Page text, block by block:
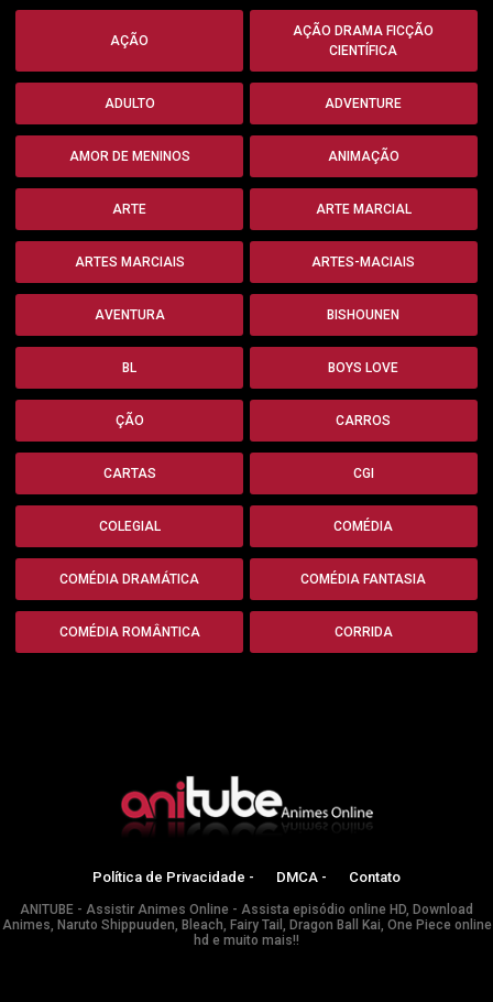
AÇÃO
AÇÃO DRAMA FICÇÃO
CIENTÍFICA
ADULTO ADVENTURE
AMOR DE MENINOS ANIMAÇÃO
ARTE ARTE MARCIAL
ARTES MARCIAIS ARTES-MACIAIS
AVENTURA BISHOUNEN
BL BOYS LOVE
ÇÃO CARROS
CARTAS CGI
COLEGIAL COMÉDIA
COMÉDIA DRAMÁTICA COMÉDIA FANTASIA
COMÉDIA ROMÂNTICA CORRIDA
Política de Privacidade - DMCA - Contato
ANITUBE - Assistir Animes Online - Assista episódio online HD, Download
Animes, Naruto Shippuuden, Bleach, Fairy Tail, Dragon Ball Kai, One Piece online
hd e muito mais!!